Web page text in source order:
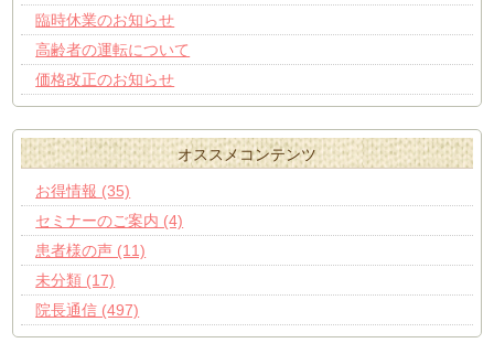
臨時休業のお知らせ
高齢者の運転について
価格改正のお知らせ
オススメコンテンツ
お得情報 (35)
セミナーのご案内 (4)
患者様の声 (11)
未分類 (17)
院長通信 (497)